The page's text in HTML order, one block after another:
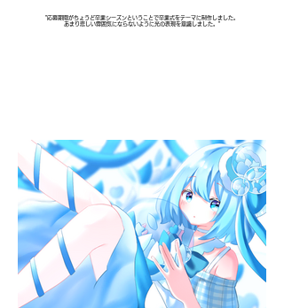
"応募期間がちょうど卒業シーズンということで卒業式をテーマに制作しました。
あまり悲しい雰囲気にならないように光の表現を意識しました。"